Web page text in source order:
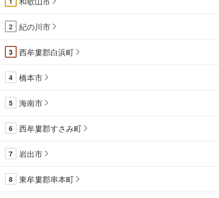
2 紀の川市
3 西牟婁郡白浜町
4 橋本市
5 海南市
6 西牟婁郡すさみ町
7 岩出市
8 東牟婁郡串本町